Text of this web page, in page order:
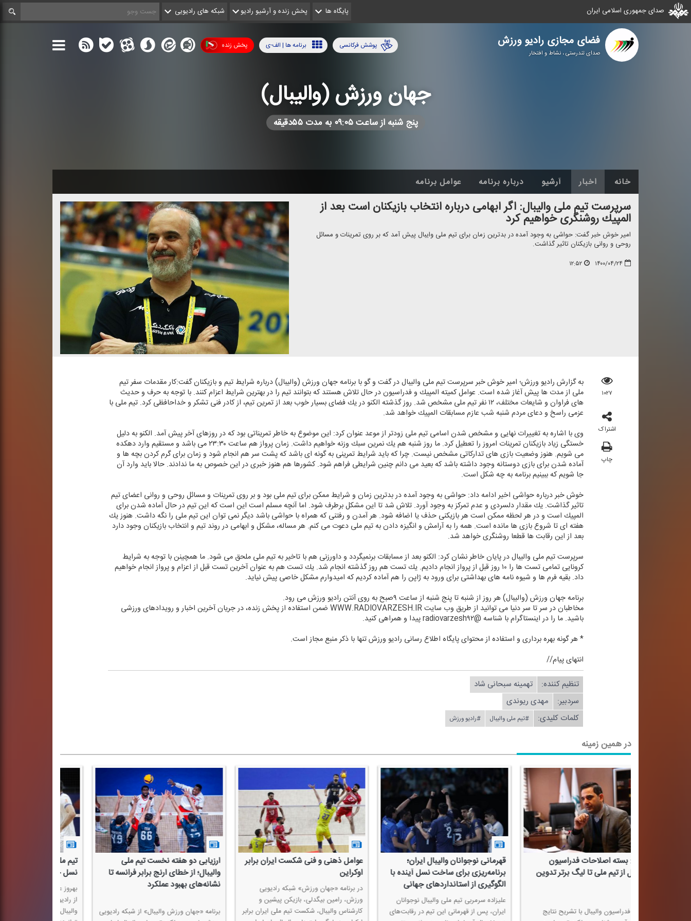
صدای جمهوری اسلامی ایران پایگاه ها پخش زنده و آرشیو رادیو شبکه های رادیویی
فضای مجازی رادیو ورزش
صدای تندرستی ، نشاط و افتخار
پخش زنده برنامه ها | الف-ی پوشش فرکانسی
جهان ورزش (والیبال)
پنج شنبه از ساعت ۰۹:۰۵ به مدت ۵۵دقیقه
خانه اخبار آرشیو درباره برنامه عوامل برنامه
سرپرست تیم ملی والیبال: اگر ابهامی درباره انتخاب بازیكنان است بعد از
المپیك روشنگری خواهیم كرد
امیر خوش خبر گفت: حواشی به وجود آمده در بدترین زمان برای تیم ملی وایبال پیش آمد كه بر روی تمرینات و مسائل
روحی و روانی بازیكنان تاثیر گذاشت.
۱۴۰۰/۰۴/۲۴ ۱۲:۵۲
۱۰۲۷
اشتراک
چاپ
به گزارش رادیو ورزش؛ امیر خوش خبر سرپرست تیم ملی والیبال در گفت و گو با برنامه جهان ورزش (والیبال) درباره شرایط تیم و بازیكنان گفت:كار مقدمات سفر تیم
ملی از مدت ها پیش آغاز شده است. عوامل كمیته المپیك و فدراسیون در حال تلاش هستند كه بتوانند تیم را در بهترین شرایط اعزام كنند. با توجه به حرف و حدیث
های فراوان و شایعات مختلف، ۱۲ نفر تیم ملی مشخص شد. روز گذشته الكنو در یك فضای بسیار خوب بعد از تمرین تیم، از كادر فنی تشكر و خداحافظی كرد. تیم ملی با
عزمی راسخ و دعای مردم شنبه شب عازم مسابقات المپیك خواهد شد.
وی با اشاره به تغییرات نهایی و مشخص شدن اسامی تیم ملی زودتر از موعد عنوان كرد: این موضوع به خاطر تمریناتی بود كه در روزهای آخر پیش آمد. الكنو به دلیل
خستگی زیاد بازیكنان تمرینات امروز را تعطیل كرد. ما روز شنبه هم یك نمرین سبك وزنه خواهیم داشت. زمان پرواز هم ساعت ۲۳:۳۰ می باشد و مستقیم وارد دهكده
می شویم. هنوز وضعیت بازی های تداركاتی مشخص نیست. چرا كه باید شرایط تمرینی به گونه ای باشد كه پشت سر هم انجام شود و زمان برای گرم كردن بچه ها و
آماده شدن برای بازی دوستانه وجود داشته باشد كه بعید می دانم چنین شرایطی فراهم شود. كشورها هم هنوز خبری در این خصوص به ما ندادند. حالا باید وارد آن
جا شویم كه ببینیم برنامه به چه شكل است.
خوش خبر درباره حواشی اخیر ادامه داد: حواشی به وجود آمده در بدترین زمان و شرایط ممكن برای تیم ملی بود و بر روی تمرینات و مسائل روحی و روانی اعضای تیم
تاثیر گذاشت. یك مقدار دلسردی و عدم تمركز به وجود آورد. تلاش شد تا این مشكل برطرف شود. اما آنچه مسلم است این است كه این تیم در حال آماده شدن برای
المپیك است و در هر لحظه ممكن است هر بازیكنی حذف یا اضافه شود. هر آمدن و رفتنی كه همراه با حواشی باشد دیگر نمی توان این تیم ملی را نگه داشت. هنوز یك
هفته ای تا شروع بازی ها مانده است. همه را به آرامش و انگیزه دادن به تیم ملی دعوت می كنم. هر مساله، مشكل و ابهامی در روند تیم و انتخاب بازیكنان وجود دارد
بعد از این رقابت ها قطعا روشنگری خواهد شد.
سرپرست تیم ملی والیبال در پایان خاطر نشان كرد: الكنو بعد از مسابقات برنمیگردد و داورزنی هم با تاخیر به تیم ملی ملحق می شود. ما همچینن با توجه به شرایط
كرونایی تمامی تست ها را ۱۰ روز قبل از پرواز انجام دادیم. یك تست هم روز گذشته انجام شد. یك تست هم به عنوان آخرین تست قبل از اعزام و پرواز انجام خواهیم
داد. بقیه فرم ها و شیوه نامه های بهداشتی برای ورود به ژاپن را هم آماده كردیم كه امیدوارم مشكل خاصی پیش نیاید.
برنامه جهان ورزش (والیبال) هر روز از شنبه تا پنج شنبه از ساعت ۹صبح به روی آنتن رادیو ورزش می رود.
مخاطبان در سر تا سر دنیا می توانید از طریق وب سایت WWW.RADIOVARZESH.IR ضمن استفاده از پخش زنده، در جریان آخرین اخبار و رویدادهای ورزشی
باشید. ما را در اینستاگرام با شناسه @radiovarzesh۹۲ پیدا و همراهی كنید.
* هر گونه بهره برداری و استفاده از محتوای پایگاه اطلاع رسانی رادیو ورزش تنها با ذكر منبع مجاز است.
انتهای پیام//
تنظیم كننده:
تهمینه سبحانی شاد
سردبیر:
مهدی ریوندی
کلمات کلیدی:
#تیم ملی والیبال #رادیو ورزش
در همین زمینه
ارزیابی دو هفته نخست تیم ملی
والیبال؛ از خطای ارنج برابر فرانسه تا
برنامه «جهان ورزش والیبال» از شبكه رادیویی
تیم ملی والیبال ایران از ظرفیت بالای
نسل جدید برخوردار است
بهروز عطایی در برنامه «جهان ورزش والیبال»
از رادیو ورزش با تحلیل شرایط تیم ملی
والیبال ایران در لیگ ملت‌ها، ضمن تأكید بر
نگاه عدالت‌محور فدراسیون والیبال
برای رشد و استعدایابی در همه جای
شریفی سرپرست تیم‌ملی جوانان زیر ۱۸سال
سال در گفتگو با برنامه جهان ورزش والیبال از
كادرخارجی متعهد والیبال: توتولو از
فرودگاه مستقیم سرتمرین آمد
نظریان سرپرست تیم ملی والیبال در ارتباط با
رییس فدراسیون تمام تلاش كرد كادر كامل
روزشمار اردو تیم‌ملی والیبال تا
جهان‌ورزش
نظریان سرپرست تیم ملی والیبال در
جهان‌ورزش والیبال در خصوص آخرین
وضعیت تیم‌ملی بیان كرد: سرمربی تیم